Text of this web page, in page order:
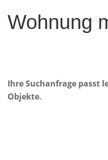
Wohnung
Ihre Suchanfrage passt
Objekte.